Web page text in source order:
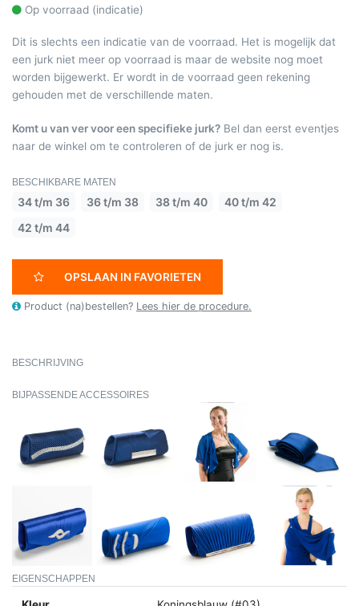
Op voorraad (indicatie)
Dit is slechts een indicatie van de voorraad. Het is mogelijk dat
een jurk niet meer op voorraad is maar de website nog moet
worden bijgewerkt. Er wordt in de voorraad geen rekening
gehouden met de verschillende maten.
Komt u van ver voor een specifieke jurk? Bel dan eerst eventjes
naar de winkel om te controleren of de jurk er nog is.
BESCHIKBARE MATEN
34 t/m 36 36 t/m 38 38 t/m 40
40 t/m 42
42 t/m 44
OPSLAAN IN FAVORIETEN
Product (na)bestellen? Lees hier de procedure.
BESCHRIJVING
BIJPASSENDE ACCESSOIRES
EIGENSCHAPPEN